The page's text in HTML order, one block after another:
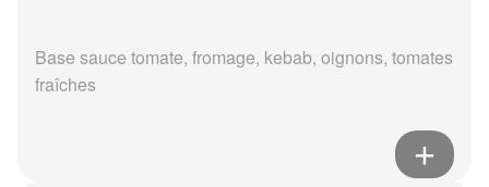
Base sauce tomate, fromage, kebab, oignons, tomates
fraîches